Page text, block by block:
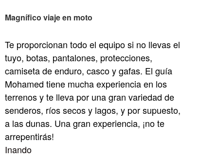
Magnífico viaje en moto
Te proporcionan todo el equipo si no llevas el
tuyo, botas, pantalones, protecciones,
camiseta de enduro, casco y gafas. El guía
Mohamed tiene mucha experiencia en los
terrenos y te lleva por una gran variedad de
senderos, ríos secos y lagos, y por supuesto,
a las dunas. Una gran experiencia, ¡no te
arrepentirás!
Inando